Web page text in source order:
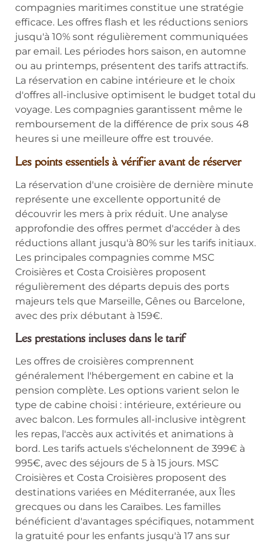
compagnies maritimes constitue une stratégie
efficace. Les offres flash et les réductions seniors
jusqu'à 10% sont régulièrement communiquées
par email. Les périodes hors saison, en automne
ou au printemps, présentent des tarifs attractifs.
La réservation en cabine intérieure et le choix
d'offres all-inclusive optimisent le budget total du
voyage. Les compagnies garantissent même le
remboursement de la différence de prix sous 48
heures si une meilleure offre est trouvée.
Les points essentiels à vérifier avant de réserver
La réservation d'une croisière de dernière minute
représente une excellente opportunité de
découvrir les mers à prix réduit. Une analyse
approfondie des offres permet d'accéder à des
réductions allant jusqu'à 80% sur les tarifs initiaux.
Les principales compagnies comme MSC
Croisières et Costa Croisières proposent
régulièrement des départs depuis des ports
majeurs tels que Marseille, Gênes ou Barcelone,
avec des prix débutant à 159€.
Les prestations incluses dans le tarif
Les offres de croisières comprennent
généralement l'hébergement en cabine et la
pension complète. Les options varient selon le
type de cabine choisi : intérieure, extérieure ou
avec balcon. Les formules all-inclusive intègrent
les repas, l'accès aux activités et animations à
bord. Les tarifs actuels s'échelonnent de 399€ à
995€, avec des séjours de 5 à 15 jours. MSC
Croisières et Costa Croisières proposent des
destinations variées en Méditerranée, aux Îles
grecques ou dans les Caraïbes. Les familles
bénéficient d'avantages spécifiques, notamment
la gratuité pour les enfants jusqu'à 17 ans sur